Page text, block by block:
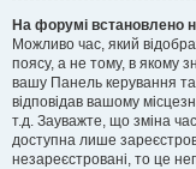
На форумі встановлено
Можливо час, який
поясу, а не тому, в якому
вашу Панель керування
відповідав вашому
т.д. Зауважте, що зміна
доступна лише
незареєстровані, то це